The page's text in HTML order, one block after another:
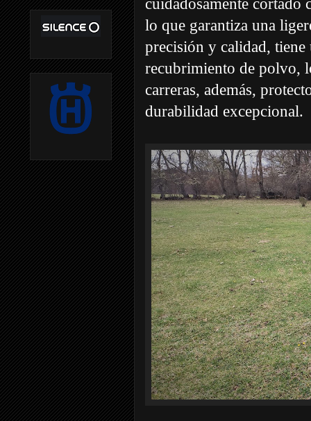
cuidadosamente
lo que garantiza una
precisión y calidad, tiene
recubrimiento de polvo,
carreras, además,
durabilidad excepcional.